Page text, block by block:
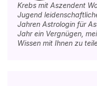
Krebs mit Aszendent
Jugend
Jahren Astrologin für
Jahr ein Vergnügen,
Wissen mit Ihnen zu